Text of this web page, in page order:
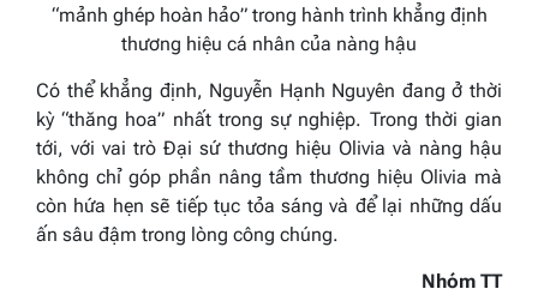
“mảnh ghép hoàn hảo” trong hành trình khẳng định
thương hiệu cá nhân của nàng hậu
Có thể khẳng định, Nguyễn Hạnh Nguyên đang ở thời
kỳ “thăng hoa” nhất trong sự nghiệp. Trong thời gian
tới, với vai trò Đại sứ thương hiệu Olivia và nàng hậu
không chỉ góp phần nâng tầm thương hiệu Olivia mà
còn hứa hẹn sẽ tiếp tục tỏa sáng và để lại những dấu
ấn sâu đậm trong lòng công chúng.
Nhóm TT